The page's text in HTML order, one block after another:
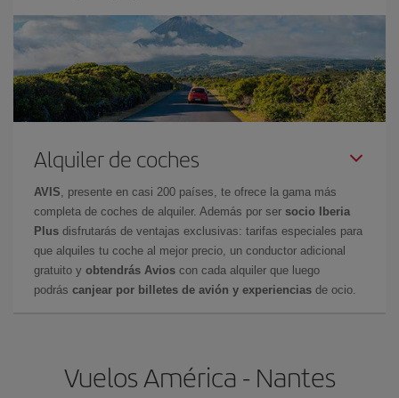
Alquiler de coches
AVIS , presente en casi 200 países, te ofrece la gama más
completa de coches de alquiler. Además por ser socio Iberia
Plus disfrutarás de ventajas exclusivas: tarifas especiales para
que alquiles tu coche al mejor precio, un conductor adicional
gratuito y obtendrás Avios con cada alquiler que luego
podrás canjear por billetes de avión y experiencias de ocio.
Vuelos América - Nantes